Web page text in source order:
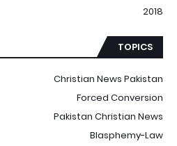
2018
TOPICS
Christian News Pakistan
Forced Conversion
Pakistan Christian News
Blasphemy-Law